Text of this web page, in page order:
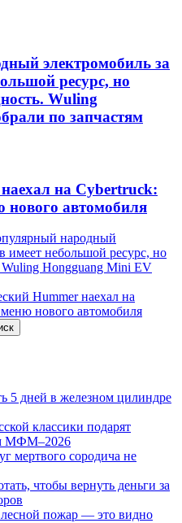
электромобиль за
ресурс, но
Wuling
по запчастям
на Cybertruck:
нового автомобиля
народный
имеет небольшой ресурс, но
Hongguang Mini EV
Hummer наехал на
нового автомобиля
5 дней в железном цилиндре
классики подарят
МФМ–2026
мертвого сородича не
чтобы вернуть деньги за
пожар — это видно